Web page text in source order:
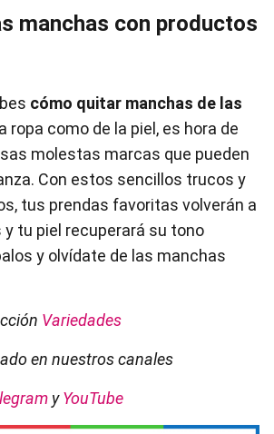
manchas con productos
cómo quitar manchas de las
ropa como de la piel, es hora de
molestas marcas que pueden
Con estos sencillos trucos y
tus prendas favoritas volverán a
y tu piel recuperará su tono
y olvídate de las manchas
Variedades
en nuestros canales
yYouTube